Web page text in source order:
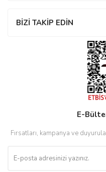
BİZİ TAKİP EDİN
E-
Fırsatları, kampanya ve